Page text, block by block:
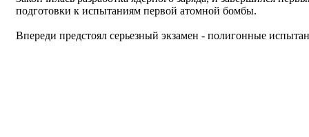
подготовки к испытаниям первой атомной бомбы.
Впереди предстоял серьезный экзамен - полигонные